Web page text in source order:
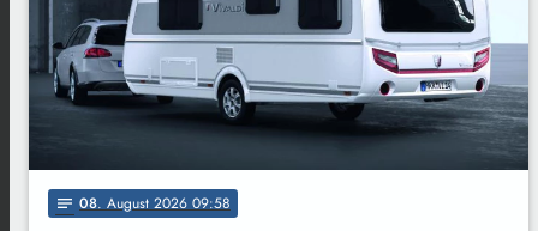
notes 08. August 2026 09:58